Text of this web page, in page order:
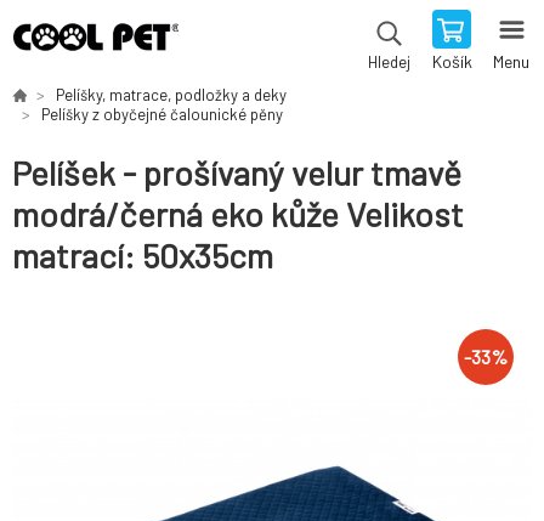
Hledej Košík Menu
Pelíšky, matrace, podložky a deky
Pelíšky z obyčejné čalounické pěny
Pelíšek - prošívaný velur tmavě
modrá/černá eko kůže Velikost
matrací: 50x35cm
-33%